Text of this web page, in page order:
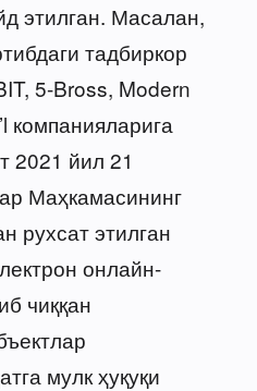
этилган. Масалан,
тадбиркор
5-Bross, Modern
компанияларига
2021 йил 21
Маҳкамасининг
рухсат этилган
онлайн-
чиққан
мулк ҳуқуқи